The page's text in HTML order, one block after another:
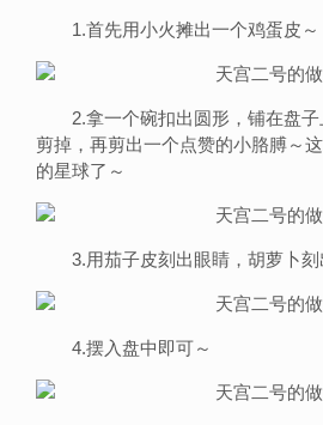
1.首先用小火摊出一个鸡蛋皮～
2.拿一个碗扣出圆形，铺在盘
剪掉，再剪出一个点赞的小胳膊～
的星球了～
3.用茄子皮刻出眼睛，胡萝卜刻
4.摆入盘中即可～